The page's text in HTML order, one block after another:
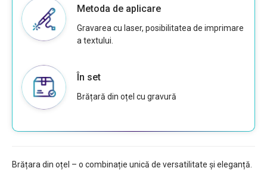
Metoda de aplicare
Gravarea cu laser, posibilitatea de imprimare
a textului.
În set
Brățară din oțel cu gravură
Brățara din oțel – o combinație unică de versatilitate și eleganță.